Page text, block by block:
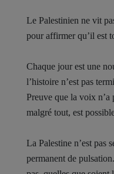
Le Palestinien ne vit
pour affirmer qu’il est
Chaque jour est une
l’histoire n’est pas
Preuve que la voix n’a
malgré tout, est
La Palestine n’est pas
permanent de